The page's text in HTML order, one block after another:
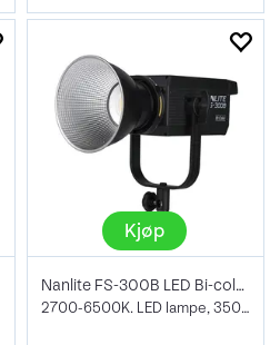
Kjøp
Nanlite FS-300B LED Bi-color Spot Light
2700-6500K. LED lampe, 350W Bowens Mount